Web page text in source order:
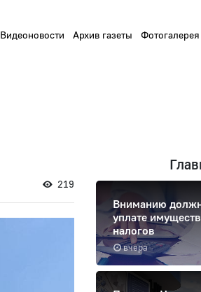
Видеоновости Архив газеты Фотогалерея
219
вчера
Вниманию
уплате
налогов